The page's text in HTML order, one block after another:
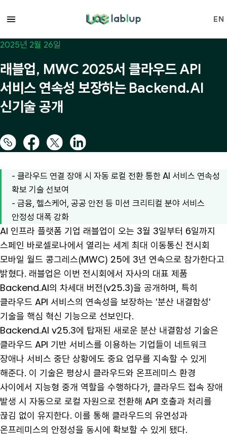
lablup.com EN
2025년 2월 26일
래블업, MWC 2025서 클라우드 API
서비스 연속성 보장하는 Backend.AI
신기술 공개
- 클라우드 연결 장애 시 자동 로컬 전환 통한 AI 서비스 연속성
확보 기술 선보여
- 금융, 헬스케어, 공공 안전 등 미션 크리티컬 분야 서비스
안정성 대폭 강화
AI 인프라 플랫폼 기업 래블업이 오는 3월 3일부터 6일까지
스페인 바로셀로나에서 열리는 세계 최대 이동통신 전시회
모바일 월드 콩그레스(MWC) 25에 3년 연속으로 참가한다고
밝혔다. 래블업은 이번 전시회에서 자사의 대표 제품
Backend.AI의 차세대 버전(v25.3)을 공개하며, 특히
클라우드 API 서비스의 연속성을 보장하는 '분산 내결함성'
기술을 핵심 혁신 기능으로 선보인다.
Backend.AI v25.3에 탑재된 새로운 분산 내결함성 기술은
클라우드 API 기반 서비스를 이용하는 기업들이 네트워크
장애나 서비스 중단 상황에도 중요 업무를 지속할 수 있게
해준다. 이 기술은 평상시 클라우드와 온프레미스 환경
사이에서 지능형 중개 역할을 수행하다가, 클라우드 접속 장애
발생 시 자동으로 로컬 자원으로 전환해 API 호출과 처리를
끊김 없이 유지한다. 이를 통해 클라우드의 유연성과
온프레미스의 안정성을 동시에 확보할 수 있게 됐다.